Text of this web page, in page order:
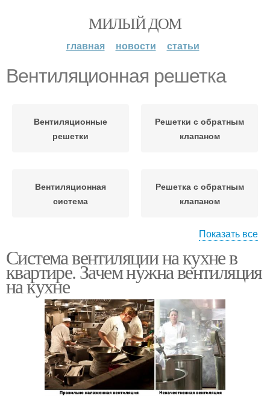
МИЛЫЙ ДОМ
главная новости статьи
Вентиляционная решетка
Вентиляционные
решетки
Решетки с обратным
клапаном
Вентиляционная
система
Решетка с обратным
клапаном
потолка
потолков
Показать все
Система вентиляции на кухне в
квартире. Зачем нужна вентиляция
на кухне